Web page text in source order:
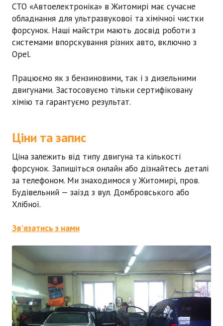
СТО «Автоелектроніка» в Житомирі має сучасне
обладнання для ультразвукової та хімічної чистки
форсунок. Наші майстри мають досвід роботи з
системами впорскування різних авто, включно з
Opel.
Працюємо як з бензиновими, так і з дизельними
двигунами. Застосовуємо тільки сертифіковану
хімію та гарантуємо результат.
Ціни та запис
Ціна залежить від типу двигуна та кількості
форсунок. Запишіться онлайн або дізнайтесь деталі
за телефоном. Ми знаходимося у Житомирі, пров.
Будівельний — заїзд з вул. Домбровського або
Хлібної.
Зв’язатись з нами